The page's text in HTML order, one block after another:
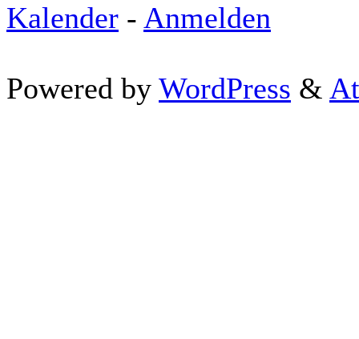
Kalender - Anmelden
Powered by WordPress &